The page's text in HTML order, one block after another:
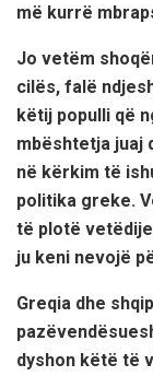
më kurrë
Jo vetëm
cilës, falë
këtij populli që
mbështetja juaj
në kërkim të
politika greke.
të plotë
ju keni nevojë
Greqia dhe
dyshon këtë të